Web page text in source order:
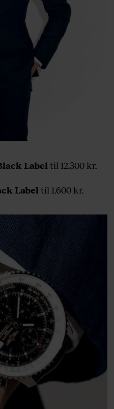
Label til 12.300 kr.
Label til 1.600 kr.